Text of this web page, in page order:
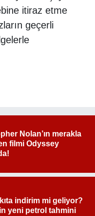
itiraz etme
geçerli
Nolan’ın merakla
filmi Odyssey
indirim mi geliyor?
yeni petrol tahmini